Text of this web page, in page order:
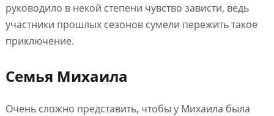
руководило в некой степени чувство зависти, ведь
участники прошлых сезонов сумели пережить такое
приключение.
Семья Михаила
Очень сложно представить, чтобы у Михаила была